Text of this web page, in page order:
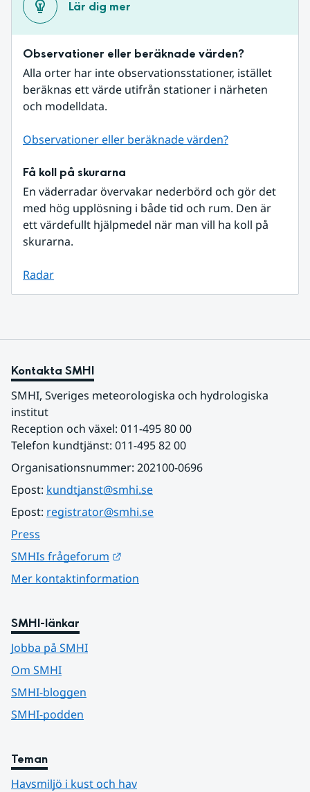
Lär dig mer
Observationer eller beräknade värden?
Alla orter har inte observationsstationer, istället
beräknas ett värde utifrån stationer i närheten
och modelldata.
Observationer eller beräknade värden?
Få koll på skurarna
En väderradar övervakar nederbörd och gör det
med hög upplösning i både tid och rum. Den är
ett värdefullt hjälpmedel när man vill ha koll på
skurarna.
Radar
Kontakta SMHI
SMHI, Sveriges meteorologiska och hydrologiska
institut
Reception och växel: 011-495 80 00
Telefon kundtjänst: 011-495 82 00
Organisationsnummer: 202100-0696
Epost: kundtjanst@smhi.se
Epost: registrator@smhi.se
Press
SMHIs frågeforum
Mer kontaktinformation
SMHI-länkar
Jobba på SMHI
Om SMHI
SMHI-bloggen
SMHI-podden
Teman
Havsmiljö i kust och hav